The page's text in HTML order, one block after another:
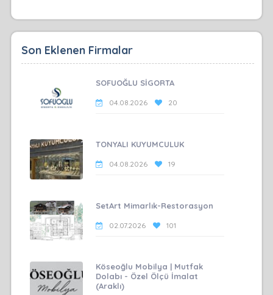
Son Eklenen Firmalar
SOFUOĞLU SİGORTA
04.08.2026 20
TONYALI KUYUMCULUK
04.08.2026 19
SetArt Mimarlık-Restorasyon
02.07.2026 101
Köseoğlu Mobilya | Mutfak
Dolabı - Özel Ölçü İmalat
(Araklı)